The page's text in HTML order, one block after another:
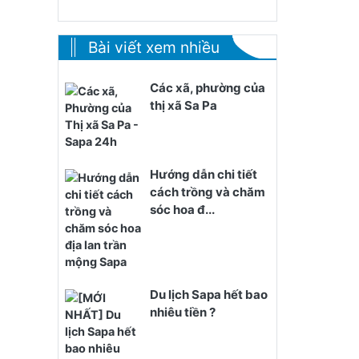
Bài viết xem nhiều
Các xã, phường của
thị xã Sa Pa
Hướng dẫn chi tiết
cách trồng và chăm
sóc hoa đ...
Du lịch Sapa hết bao
nhiêu tiền ?